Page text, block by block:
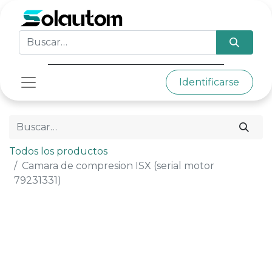
Identificarse
Todos los productos
Camara de compresion ISX (serial motor
79231331)